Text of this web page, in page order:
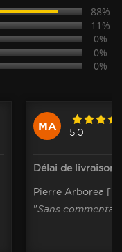
88%
11%
0%
0%
0%
MA 5.0
Délai de livraison:
Pierre Arborea
"Sans